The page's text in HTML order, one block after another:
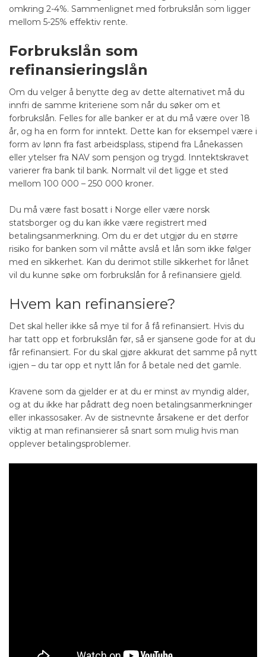
omkring 2-4%. Sammenlignet med forbrukslån som ligger
mellom 5-25% effektiv rente.
Forbrukslån som
refinansieringslån
Om du velger å benytte deg av dette alternativet må du
innfri de samme kriteriene som når du søker om et
forbrukslån. Felles for alle banker er at du må være over 18
år, og ha en form for inntekt. Dette kan for eksempel være i
form av lønn fra fast arbeidsplass, stipend fra Lånekassen
eller ytelser fra NAV som pensjon og trygd. Inntektskravet
varierer fra bank til bank. Normalt vil det ligge et sted
mellom 100 000 – 250 000 kroner.
Du må være fast bosatt i Norge eller være norsk
statsborger og du kan ikke være registrert med
betalingsanmerkning. Om du er det utgjør du en større
risiko for banken som vil måtte avslå et lån som ikke følger
med en sikkerhet. Kan du derimot stille sikkerhet for lånet
vil du kunne søke om forbrukslån for å refinansiere gjeld.
Hvem kan refinansiere?
Det skal heller ikke så mye til for å få refinansiert. Hvis du
har tatt opp et forbrukslån før, så er sjansene gode for at du
får refinansiert. For du skal gjøre akkurat det samme på nytt
igjen – du tar opp et nytt lån for å betale ned det gamle.
Kravene som da gjelder er at du er minst av myndig alder,
og at du ikke har pådratt deg noen betalingsanmerkninger
eller inkassosaker. Av de sistnevnte årsakene er det derfor
viktig at man refinansierer så snart som mulig hvis man
opplever betalingsproblemer.